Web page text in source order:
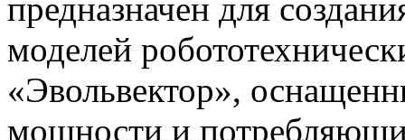
предназначен для
моделей
«Эвольвектор»,
мощности и